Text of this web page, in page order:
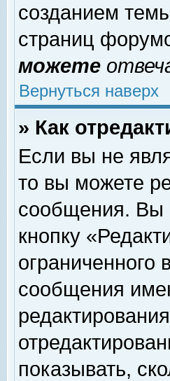
созданием
страниц
можете
Вернуться наверх
» Как
Если вы не
то вы можете
сообщения. Вы
кнопку
сообщения
показывать,